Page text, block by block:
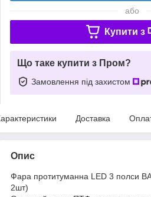
або
Купити з
Що таке купити з Пром?
Замовлення під захистом
Доставка
Опис
Фара протитуманна LED 3 полси
2шт)